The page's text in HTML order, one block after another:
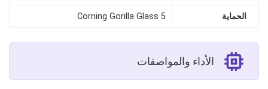
الحماية Corning Gorilla Glass 5
الأداء والمواصفات